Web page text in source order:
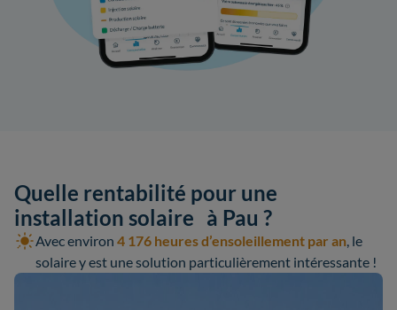
Quelle rentabilité pour une
installation solaire à Pau ?
Avec environ 4 176 heures d’ensoleillement par an, le
solaire y est une solution particulièrement intéressante !